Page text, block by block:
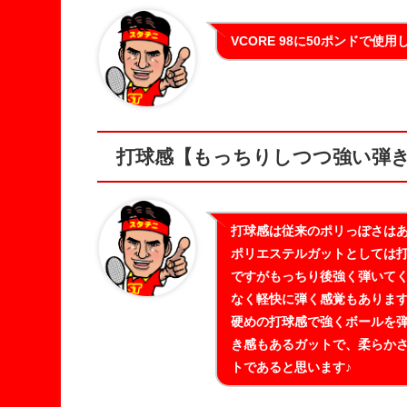
VCORE 98に50ポンドで使用
打球感【もっちりしつつ強い弾
打球感は従来のポリっぽさは
ポリエステルガットとしては
ですがもっちり後強く弾いて
なく軽快に弾く感覚もありま
硬めの打球感で強くボールを
き感もあるガットで、柔らか
トであると思います♪